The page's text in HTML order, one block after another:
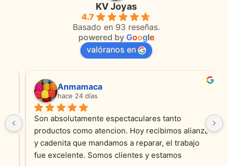
KV Joyas
4.7
Basado en 93 reseñas.
powered by Google
valóranos en
Anmamaca
hace 24 días
Son absolutamente espectaculares tanto
productos como atencion. Hoy recibimos alianza
y cadenita que mandamos a reparar, el trabajo
fue excelente. Somos clientes y estamos